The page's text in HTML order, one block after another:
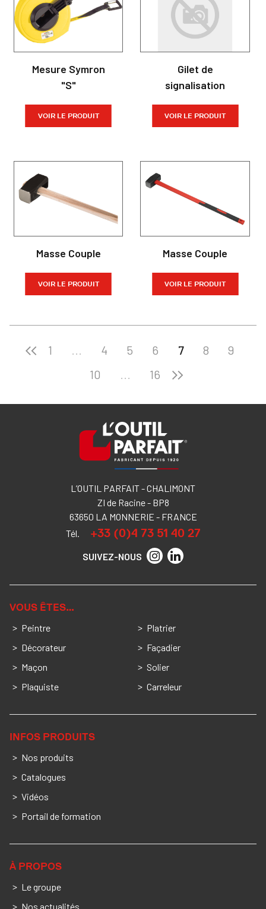
Mesure Symron
"S"
VOIR LE PRODUIT
Gilet de
signalisation
VOIR LE PRODUIT
Masse Couple
VOIR LE PRODUIT
Masse Couple
VOIR LE PRODUIT
1 ... 4 5 6 7 8
9
10
... 16
L’OUTIL PARFAIT - CHALIMONT
ZI de Racine - BP8
63650 LA MONNERIE - FRANCE
Tél.
+33 (0)4 73 51 40 27
SUIVEZ-NOUS
VOUS ÊTES…
Peintre
Décorateur
Maçon
Plaquiste
Platrier
Façadier
Solier
Carreleur
INFOS PRODUITS
Nos produits
Catalogues
Vidéos
Portail de formation
À PROPOS
Le groupe
Nos actualités